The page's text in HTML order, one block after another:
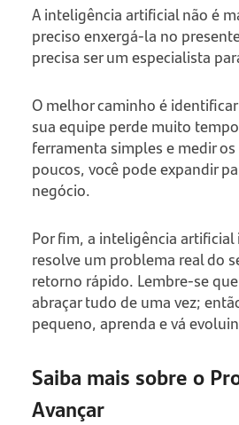
A inteligência artificial não é
preciso enxergá-la no
precisa ser um especialista
O melhor caminho é
sua equipe perde muito
ferramenta simples e medir
poucos, você pode expandir
negócio.
Por fim, a inteligência artificial
resolve um problema real do
retorno rápido. Lembre-se
abraçar tudo de uma vez;
pequeno, aprenda e vá
Saiba mais sobre o
Avançar